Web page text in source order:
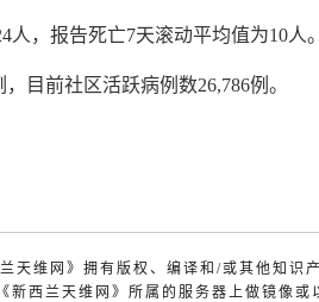
，报告死亡7天滚动平均值为10人。
目前社区活跃病例数26,786例。
天维网》拥有版权、编译和/或其他知识
新西兰天维网》所属的服务器上做镜像或